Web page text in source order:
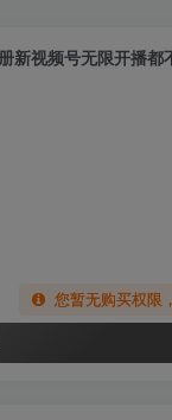
新视频号无限开播都
您暂无购买权限